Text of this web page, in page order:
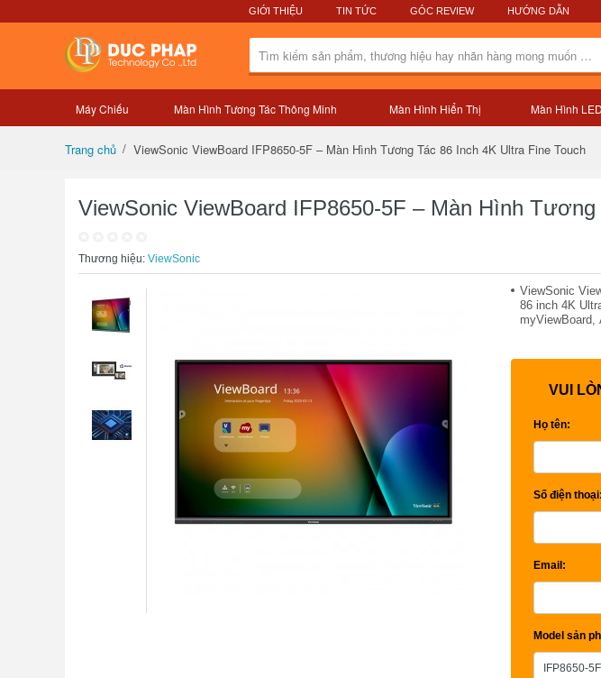
GIỚI THIỆU TIN TỨC GÓC REVIEW HƯỚNG DẪN
Tổng quan sản phẩm
Máy Chiếu Màn Hình Tương Tác Thông Minh Màn Hình Hiển Thị Màn Hình
Trang chủ ViewSonic ViewBoard IFP8650-5F – Màn Hình Tương Tác 86 Inch 4K Ultra Fine Touch
ViewSonic ViewBoard IFP8650-5F – Màn Hình
Thương hiệu: ViewSonic
ViewSonic
86 inch 4K
myViewBoard,
VUI
Họ tên:
Số điện thoại:
Email:
Model sản